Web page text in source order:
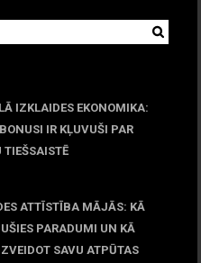
IZKLAIDES EKONOMIKA:
IR KĻUVUŠI PAR
TIEŠSAISTĒ
ATTĪSTĪBA MĀJĀS: KĀ
PARADUMI UN KĀ
SAVU ATPŪTAS